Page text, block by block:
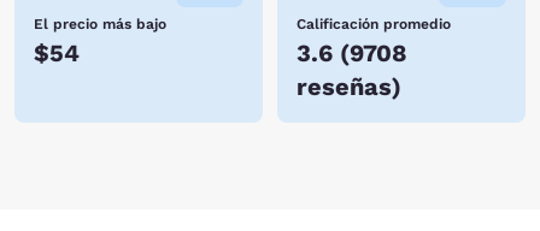
El precio más bajo
$54
Calificación promedio
3.6 (9708
reseñas)